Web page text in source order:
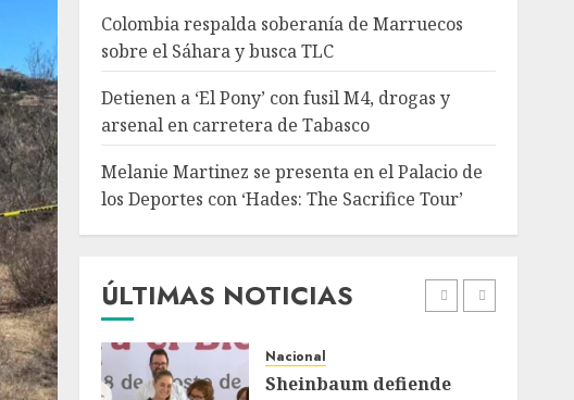
Colombia respalda soberanía de Marruecos
sobre el Sáhara y busca TLC
Detienen a ‘El Pony’ con fusil M4, drogas y
arsenal en carretera de Tabasco
Melanie Martinez se presenta en el Palacio de
los Deportes con ‘Hades: The Sacrifice Tour’
ÚLTIMAS NOTICIAS
5
Melanie Martinez se
presenta en el Palacio de
los Deportes con ‘Hades:
The Sacrifice Tour’
AGOSTO 9, 2026
1
Deportes Internacional Portada
AGOSTO 9, 2026
Nacional
Sheinbaum defiende